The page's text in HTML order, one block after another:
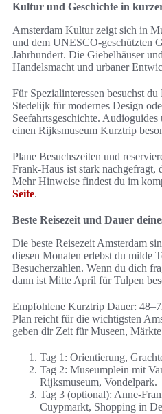
Kultur und Geschichte in
Amsterdam Kultur zeigt sich in
und dem UNESCO-geschützten
Jahrhundert. Die Giebelhäuser
Handelsmacht und urbaner
Für Spezialinteressen besuchst
Stedelijk für modernes Design
Seefahrtsgeschichte.
einen Rijksmuseum Kurztrip
Plane Besuchszeiten und
Frank-Haus ist stark nachgefragt,
Mehr Hinweise findest du im
Seite.
Beste Reisezeit und Dauer
Die beste Reisezeit Amsterdam
diesen Monaten erlebst du milde
Besucherzahlen. Wenn du dich
dann ist Mitte April für Tulpen
Empfohlene Kurztrip Dauer:
Plan reicht für die wichtigsten
geben dir Zeit für Museen,
Tag 1: Orientierung,
Tag 2: Museumplein mit
Rijksmuseum, Vondelpark.
Tag 3 (optional): Anne-
Cuypmarkt, Shopping in